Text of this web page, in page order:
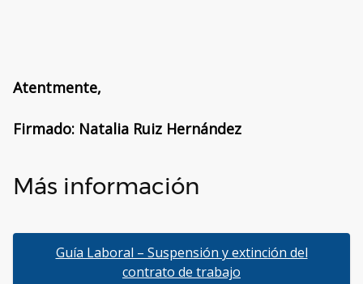
Atentmente,
Firmado: Natalia Ruiz Hernández
Más información
Guía Laboral – Suspensión y extinción del
contrato de trabajo